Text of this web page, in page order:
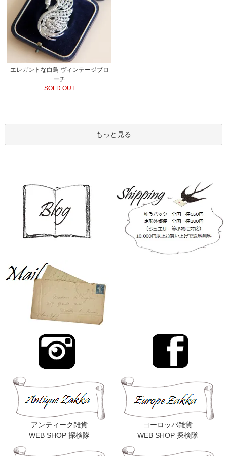
エレガントな白鳥 ヴィンテージブロ
ーチ
SOLD OUT
もっと見る
アンティーク雑貨
WEB SHOP 探検隊
ヨーロッパ雑貨
WEB SHOP 探検隊